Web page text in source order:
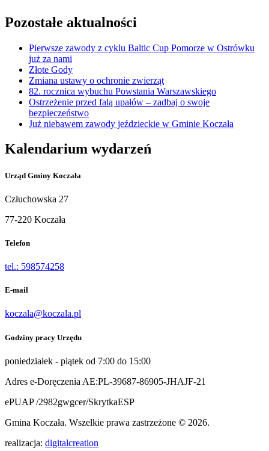
Pozostałe aktualności
Pierwsze zawody z cyklu Baltic Cup Pomorze w Ostrówku
już za nami
Złote Gody
Zmiana ustawy o ochronie zwierząt
82. rocznica wybuchu Powstania Warszawskiego
Ostrzeżenie przed falą upałów – zadbaj o swoje
bezpieczeństwo
Już niebawem zawody jeździeckie w Gminie Koczała
Kalendarium wydarzeń
Urząd Gminy Koczała
Człuchowska 27
77-220 Koczała
Telefon
tel.: 598574258
E-mail
koczala@koczala.pl
Godziny pracy Urzędu
poniedziałek - piątek od 7:00 do 15:00
Adres e-Doręczenia AE:PL-39687-86905-JHAJF-21
ePUAP /2982gwgcer/SkrytkaESP
Gmina Koczała. Wszelkie prawa zastrzeżone © 2026.
realizacja: digitalcreation